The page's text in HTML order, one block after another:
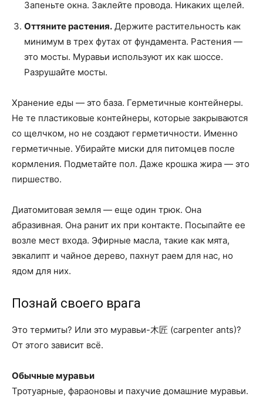
Запеньте окна. Заклейте провода. Никаких щелей.
Оттяните растения. Держите растительность как
минимум в трех футах от фундамента. Растения —
это мосты. Муравьи используют их как шоссе.
Разрушайте мосты.
Хранение еды — это база. Герметичные контейнеры.
Не те пластиковые контейнеры, которые закрываются
со щелчком, но не создают герметичности. Именно
герметичные. Убирайте миски для питомцев после
кормления. Подметайте пол. Даже крошка жира — это
пиршество.
Диатомитовая земля — еще один трюк. Она
абразивная. Она ранит их при контакте. Посыпайте ее
возле мест входа. Эфирные масла, такие как мята,
эвкалипт и чайное дерево, пахнут раем для нас, но
ядом для них.
Познай своего врага
Это термиты? Или это муравьи-木匠 (carpenter ants)?
От этого зависит всё.
Обычные муравьи
Тротуарные, фараоновы и пахучие домашние муравьи.